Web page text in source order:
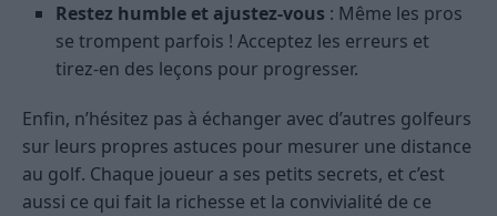
Restez humble et ajustez-vous : Même les pros
se trompent parfois ! Acceptez les erreurs et
tirez-en des leçons pour progresser.
Enfin, n’hésitez pas à échanger avec d’autres golfeurs
sur leurs propres astuces pour mesurer une distance
au golf. Chaque joueur a ses petits secrets, et c’est
aussi ce qui fait la richesse et la convivialité de ce